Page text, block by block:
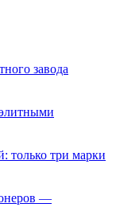
завода
только три марки
—